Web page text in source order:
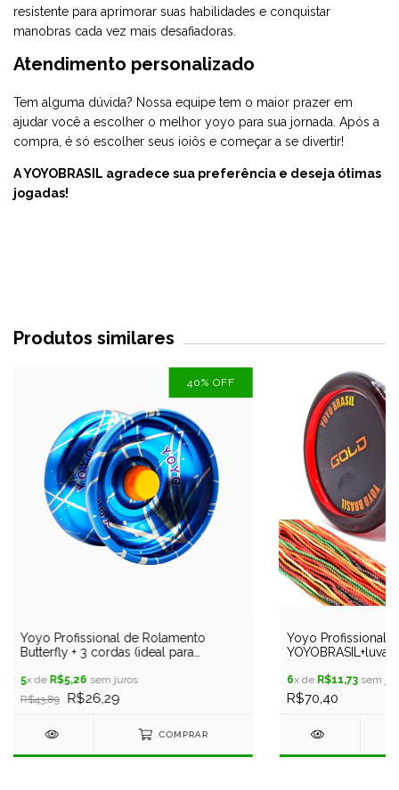
resistente para aprimorar suas habilidades e conquistar
manobras cada vez mais desafiadoras.
Atendimento personalizado
Tem alguma dúvida? Nossa equipe tem o maior prazer em
ajudar você a escolher o melhor yoyo para sua jornada. Após a
compra, é só escolher seus ioiôs e começar a se divertir!
A YOYOBRASIL agradece sua preferência e deseja ótimas
jogadas!
Produtos similares
40% OFF
Yoyo Profissional de Rolamento
Butterfly + 3 cordas (ideal para
5x de R$5,26 sem juros
R$43,89
R$26,29
COMPRAR
Yoyo Profissional
YOYOBRASIL+luva
6x de R$11,73sem
R$70,40